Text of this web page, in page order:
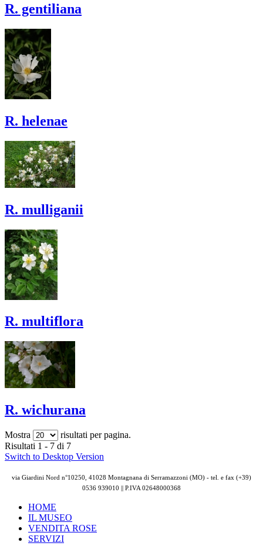
R. gentiliana
R. helenae
R. mulliganii
R. multiflora
R. wichurana
Mostra
risultati per pagina.
Risultati 1 - 7 di 7
Switch to Desktop Version
via Giardini Nord n°10250, 41028 Montagnana di Serramazzoni (MO) - tel. e fax (+39)
0536 939010 || P.IVA 02648000368
HOME
IL MUSEO
VENDITA ROSE
SERVIZI